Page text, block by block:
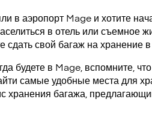
в аэропорт Mage и хотите
в отель или съемное
сдать свой багаж на хранение
будете в Mage, вспомните,
самые удобные места для
хранения багажа,